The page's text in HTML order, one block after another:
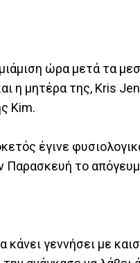
ώρα μετά τα
η μητέρα της, Kris
Kim.
έγινε
Παρασκευή το
γεννήσει με